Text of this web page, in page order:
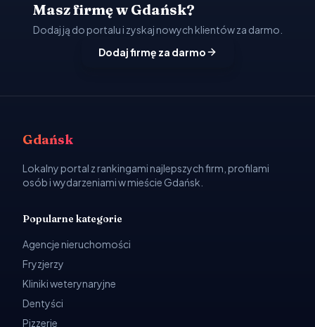
Masz firmę w Gdańsk?
Dodaj ją do portalu i zyskaj nowych klientów za darmo.
Dodaj firmę za darmo
Gdańsk
Lokalny portal z rankingami najlepszych firm, profilami
osób i wydarzeniami w mieście Gdańsk.
Popularne kategorie
Agencje nieruchomości
Fryzjerzy
Kliniki weterynaryjne
Dentyści
Pizzerie